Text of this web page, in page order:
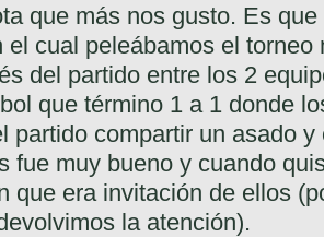
que más nos gusto. Es
el cual peleábamos el torneo
del partido entre los 2
que término 1 a 1 donde
partido compartir un asado
fue muy bueno y cuando
que era invitación de ellos
la atención).